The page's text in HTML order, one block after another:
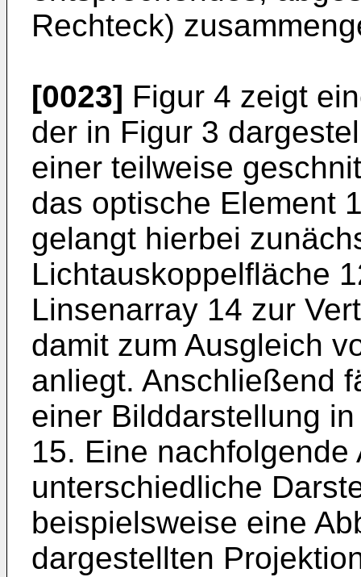
Rechteck)
[0023] Figur 4 zeigt
der in Figur 3
einer teilweise
das optische Element
gelangt hierbei
Lichtauskoppelfläche
Linsenarray 14 zur
damit zum Ausgleich
anliegt. Anschließend
einer Bilddarstellung
15. Eine
unterschiedliche
beispielsweise eine
dargestellten